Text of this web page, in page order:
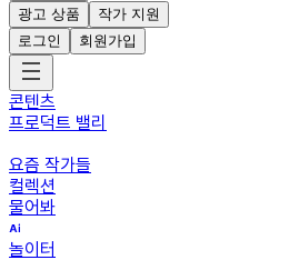
광고 상품
작가 지원
로그인
회원가입
콘텐츠
프로덕트 밸리
요즘 작가들
컬렉션
물어봐
놀이터